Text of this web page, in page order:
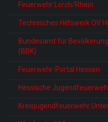
Feuerwehr Lorch/Rhein
Technisches Hilfswerk OV
Bundesamt für
(BBK)
Feuerwehr-Portal Hessen
Hessische
Kreisjugendfeuerwehr